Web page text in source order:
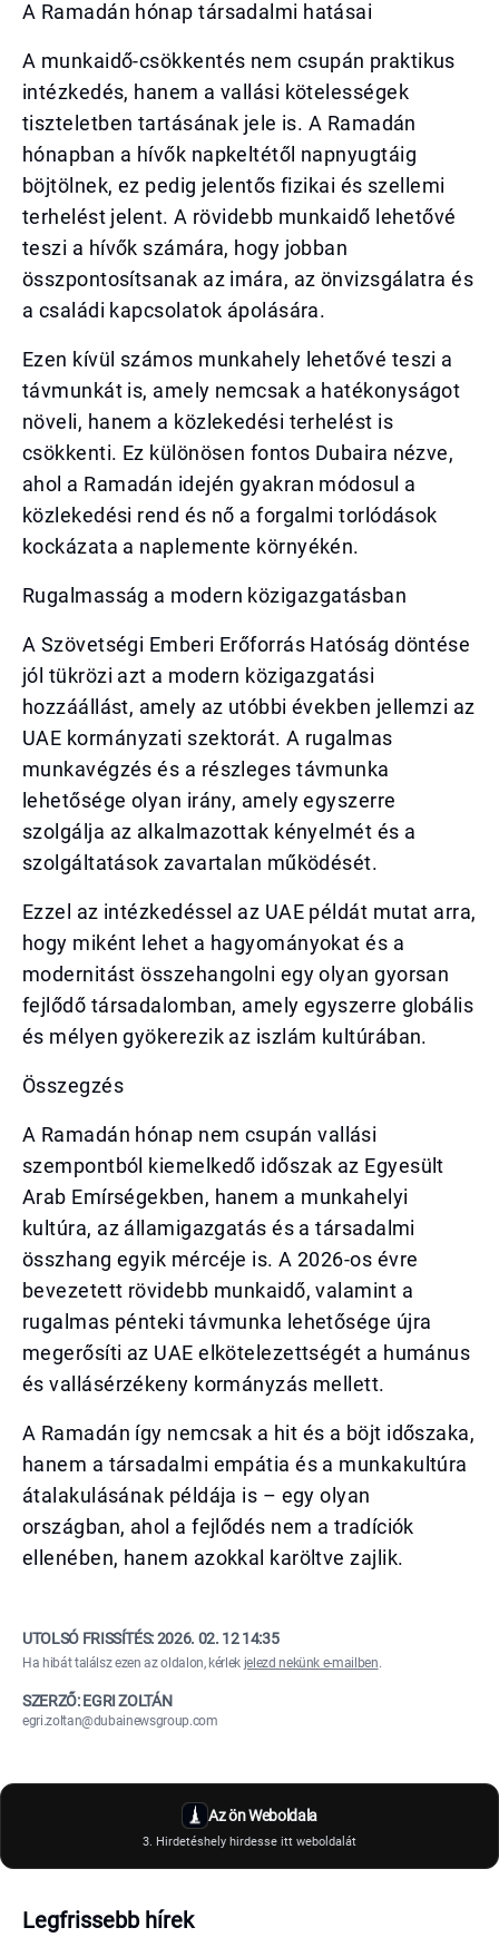
A Ramadán hónap társadalmi hatásai
A munkaidő-csökkentés nem csupán praktikus
intézkedés, hanem a vallási kötelességek
tiszteletben tartásának jele is. A Ramadán
hónapban a hívők napkeltétől napnyugtáig
böjtölnek, ez pedig jelentős fizikai és szellemi
terhelést jelent. A rövidebb munkaidő lehetővé
teszi a hívők számára, hogy jobban
összpontosítsanak az imára, az önvizsgálatra és
a családi kapcsolatok ápolására.
Ezen kívül számos munkahely lehetővé teszi a
távmunkát is, amely nemcsak a hatékonyságot
növeli, hanem a közlekedési terhelést is
csökkenti. Ez különösen fontos Dubaira nézve,
ahol a Ramadán idején gyakran módosul a
közlekedési rend és nő a forgalmi torlódások
kockázata a naplemente környékén.
Rugalmasság a modern közigazgatásban
A Szövetségi Emberi Erőforrás Hatóság döntése
jól tükrözi azt a modern közigazgatási
hozzáállást, amely az utóbbi években jellemzi az
UAE kormányzati szektorát. A rugalmas
munkavégzés és a részleges távmunka
lehetősége olyan irány, amely egyszerre
szolgálja az alkalmazottak kényelmét és a
szolgáltatások zavartalan működését.
Ezzel az intézkedéssel az UAE példát mutat arra,
hogy miként lehet a hagyományokat és a
modernitást összehangolni egy olyan gyorsan
fejlődő társadalomban, amely egyszerre globális
és mélyen gyökerezik az iszlám kultúrában.
Összegzés
A Ramadán hónap nem csupán vallási
szempontból kiemelkedő időszak az Egyesült
Arab Emírségekben, hanem a munkahelyi
kultúra, az államigazgatás és a társadalmi
összhang egyik mércéje is. A 2026-os évre
bevezetett rövidebb munkaidő, valamint a
rugalmas pénteki távmunka lehetősége újra
megerősíti az UAE elkötelezettségét a humánus
és vallásérzékeny kormányzás mellett.
A Ramadán így nemcsak a hit és a böjt időszaka,
hanem a társadalmi empátia és a munkakultúra
átalakulásának példája is – egy olyan
országban, ahol a fejlődés nem a tradíciók
ellenében, hanem azokkal karöltve zajlik.
UTOLSÓ FRISSÍTÉS:2026. 02. 12 14:35
Ha hibát találsz ezen az oldalon, kérlek jelezd nekünk e-mailben.
SZERZŐ: EGRI ZOLTÁN
egri.zoltan@dubainewsgroup.com
Az ön Weboldala
3. Hirdetéshely hirdesse itt weboldalát
Legfrissebb hírek